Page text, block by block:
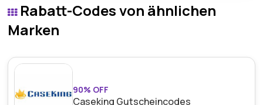
einkaufen und Ihre Kundenzufriedenheit bei allen
Toner- und Kartuschenbestellungen sicherstellen.
Rabatt-Codes von ähnlichen
Marken
90% OFF
Caseking Gutscheincodes